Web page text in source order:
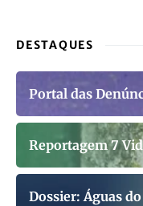
DESTAQUES
Portal das
Reportagem 7
Dossier: Águas